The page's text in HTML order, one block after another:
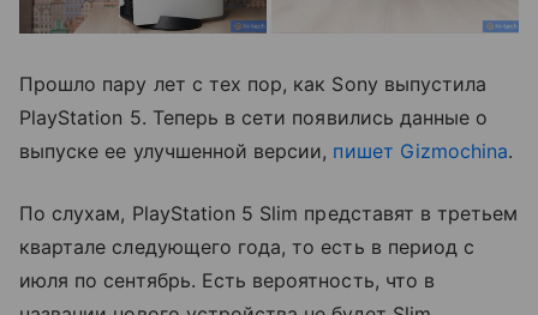
Прошло пару лет с тех пор, как Sony выпустила
PlayStation 5. Теперь в сети появились данные о
выпуске ее улучшенной версии, пишет Gizmochina.
По слухам, PlayStation 5 Slim представят в третьем
квартале следующего года, то есть в период с
июля по сентябрь. Есть вероятность, что в